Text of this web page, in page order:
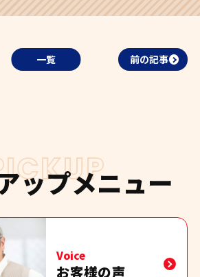
一覧 前の記事
ップメニュー
Voice
お客様の声